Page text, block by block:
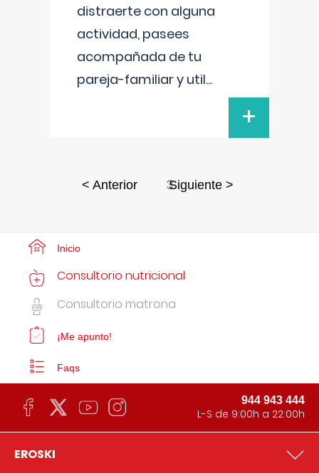
distraerte con alguna
actividad, pasees
acompañada de tu
pareja-familiar y util...
+
< Anterior 3Siguiente >
Inicio
Consultorio nutricional
Consultorio matrona
¡Me apunto!
Faqs
944 943 444
L-S de 9:00h a 22:00h
EROSKI